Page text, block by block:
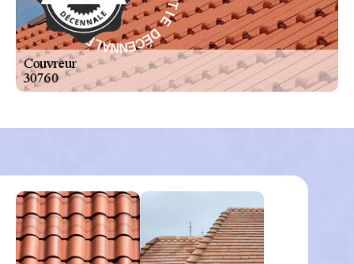
G
A
R
A
N
T D
É
C
E
N
N
A
L
E
-